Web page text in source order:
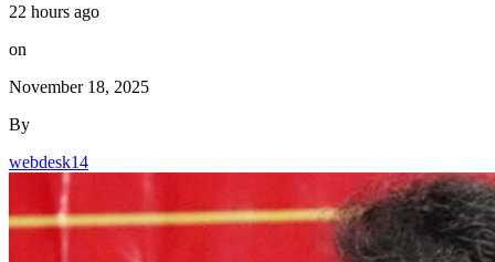
22 hours ago
on
November 18, 2025
By
webdesk14